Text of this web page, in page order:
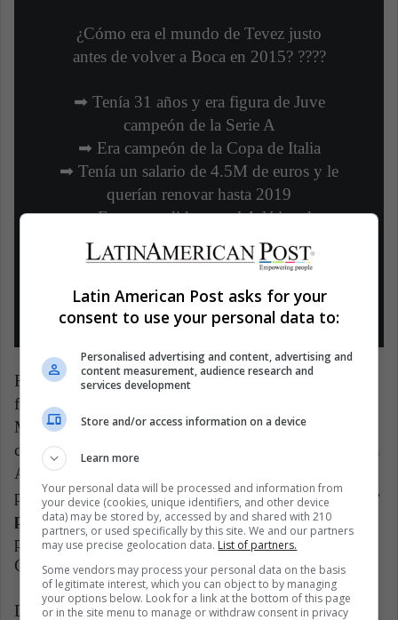
¿Cómo era el mundo de Tevez justo
antes de volver a Boca en 2015? ????
➡ Tenía 31 años y era figura de Juve
campeón de la Serie A
➡ Era campeón de la Copa de Italia
➡ Tenía un salario de 4.5M de euros y le
querían renovar hasta 2019
➡ Era pretendido por el Atlético de
Madrid
pic.twitter.com/cSeaxIRyiL
— Bolavip Argentina (@BolavipAr)
Fue presentado como un ídolo, con un estadio lleno
frente a 60.000 personas, incluyendo a Diego
Maradona. En su primer regreso, hasta el 2017,
consiguió dos títulos de Primera División y una Copa
Argentina. Allí se tomó un tiempo del mundo Boca
para pasar al Shanghái Shenhua, donde seríael mejor
pago del mundo.Su estadía allí no sería fructífera,
pues solo hizo 4 goles en un año, pese a ganar la
Copa de China del 2017.
Desde el 2018 en adelante, logró dos Superliga de la
Latin American Post asks for your
consent to use your personal data to:
Personalised advertising and content, advertising and
content measurement, audience research and
services development
Store and/or access information on a device
Learn more
Your personal data will be processed and information from
your device (cookies, unique identifiers, and other device
data) may be stored by, accessed by and shared with 210
partners, or used specifically by this site. We and our partners
may use precise geolocation data. List of partners.
Some vendors may process your personal data on the basis
of legitimate interest, which you can object to by managing
your options below. Look for a link at the bottom of this page
or in the site menu to manage or withdraw consent in privacy